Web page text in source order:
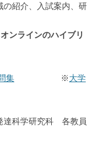
の紹介、入試案内、研
ンラインのハイブリ
集 ※大学
達科学研究科 各教員